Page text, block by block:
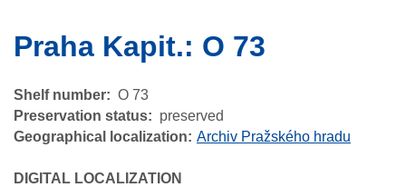
Praha Kapit.: O 73
Shelf number
O 73
Preservation status
preserved
Geographical localization
Archiv Pražského hradu
DIGITAL LOCALIZATION